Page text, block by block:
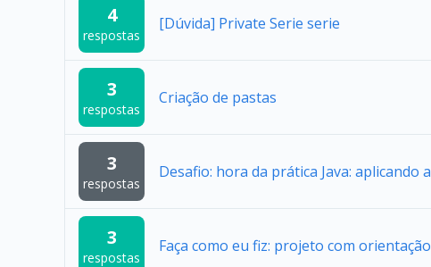
4
respostas
[Dúvida] Private Serie serie
3
respostas
Criação de pastas
3
respostas
Desafio: hora da prática Java: aplicando
3
respostas
Faça como eu fiz: projeto com